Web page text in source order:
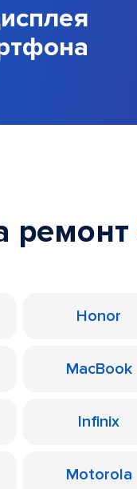
ремонт
Honor
MacBook
Infinix
Motorola